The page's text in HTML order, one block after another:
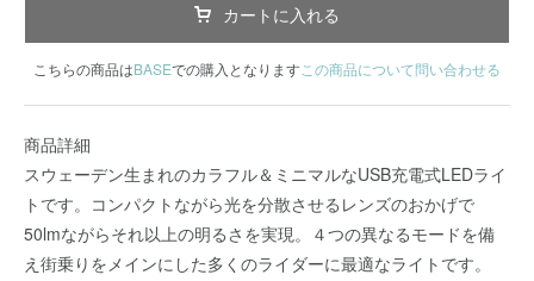
カートに入れる
こちらの商品はBASEでの購入となりますこの商品について問い合わせる
商品詳細
スウェーデン生まれのカラフル＆ミニマルなUSB充電式LEDライ
トです。コンパクトながら光を分散させるレンズのおかげで
50lmながらそれ以上の明るさを実現。４つの異なるモードを備
え街乗りをメインにした多くのライダーに最適なライトです。